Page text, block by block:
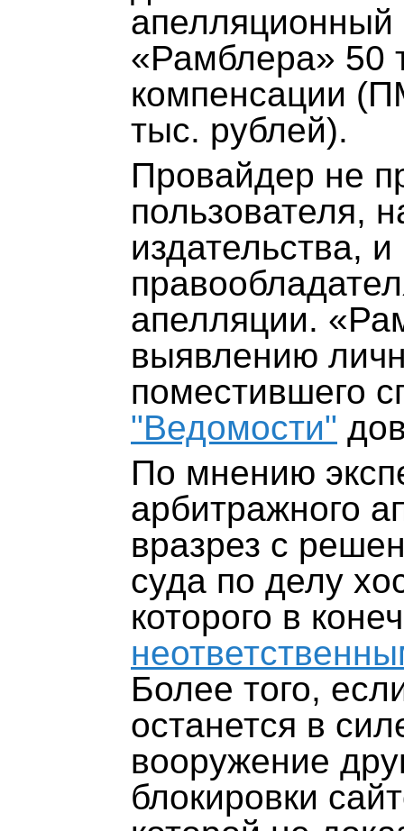
«Рамблера» 50
компенсации
тыс. рублей).
Провайдер не
пользователя,
издательства,
апелляции.
выявлению
поместившего
"Ведомости"
По мнению
арбитражного
вразрез с
суда по делу
которого в
Более того,
останется в
вооружение
блокировки